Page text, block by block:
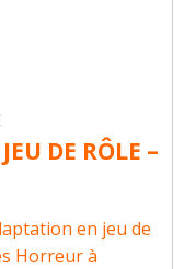
DE RÔLE –
en jeu de
Horreur à